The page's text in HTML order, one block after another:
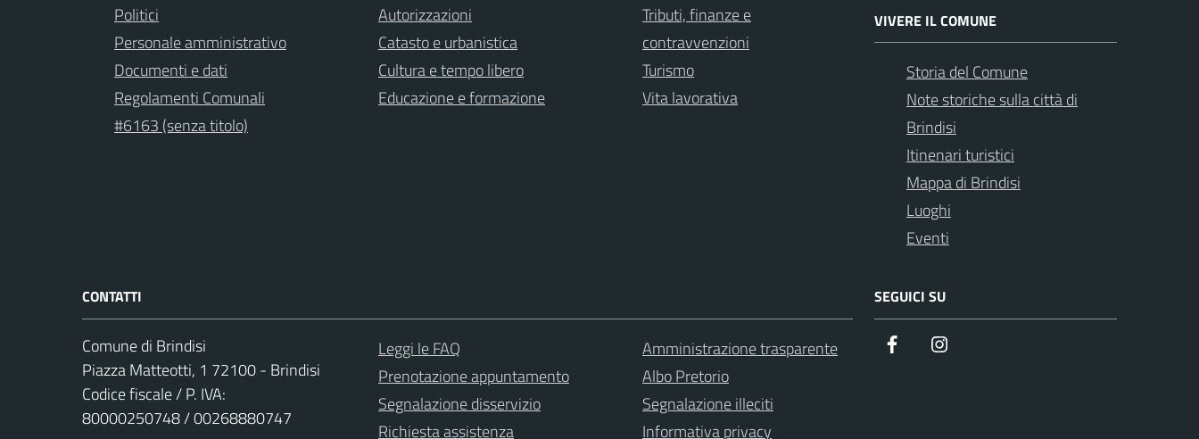
Politici
Personale amministrativo
Documenti e dati
Regolamenti Comunali
#6163 (senza titolo)
Autorizzazioni
Catasto e urbanistica
Cultura e tempo libero
Educazione e formazione
Tributi, finanze e
contravvenzioni
Turismo
Vita lavorativa
VIVERE IL COMUNE
Storia del Comune
Note storiche sulla città di
Brindisi
Itinenari turistici
Mappa di Brindisi
Luoghi
Eventi
CONTATTI
Comune di Brindisi
Piazza Matteotti, 1 72100 - Brindisi
Codice fiscale / P. IVA:
80000250748 / 00268880747
Leggi le FAQ
Prenotazione appuntamento
Segnalazione disservizio
Richiesta assistenza
Amministrazione trasparente
Albo Pretorio
Segnalazione illeciti
Informativa privacy
SEGUICI SU
Facebook